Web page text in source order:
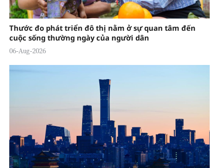
Thước đo phát triển đô thị nằm ở sự quan tâm đến
cuộc sống thường ngày của người dân
06-Aug-2026